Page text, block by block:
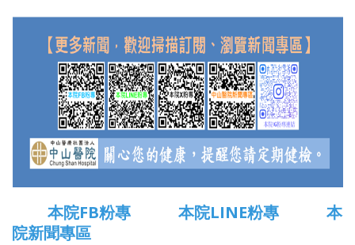
本院FB粉專 本院LINE粉專
本
院新聞專區